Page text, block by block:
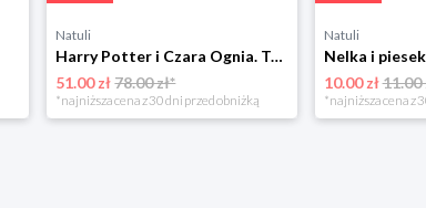
Natuli
Harry Potter i Czara Ognia. Tom 4 Media rodzina
51.00 zł78.00 zł*
*najniższa cena z 30 dni przed obniżką
Natuli
10.00 zł11.00
*najniższa cena z